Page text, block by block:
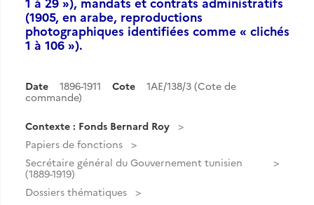
(1905, en arabe, reproductions
photographiques identifiées comme « clichés
1 à 106 »).
Date 1896-1911 Cote
1AE/138/3 (Cote de
commande)
Contexte : Fonds Bernard Roy
Papiers de fonctions
Secrétaire général du Gouvernement tunisien
(1889-1919)
Dossiers thématiques